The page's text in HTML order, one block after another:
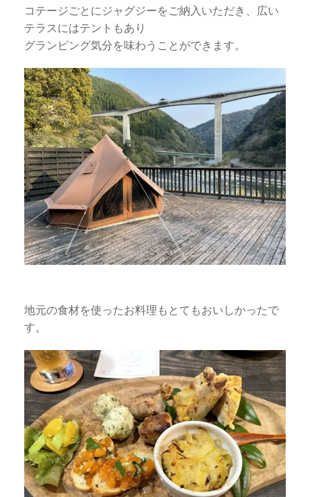
コテージごとにジャグジーをご納入いただき、広い
テラスにはテントもあり
グランピング気分を味わうことができます。
地元の食材を使ったお料理もとてもおいしかったで
す。